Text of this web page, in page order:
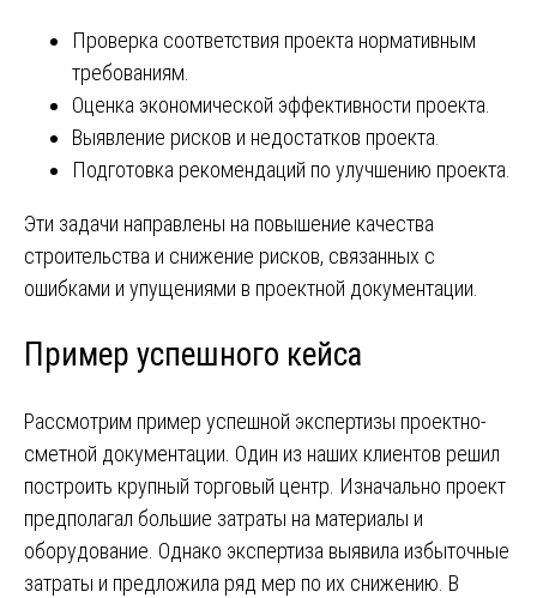
Проверка соответствия проекта нормативным
требованиям.
Оценка экономической эффективности проекта.
Выявление рисков и недостатков проекта.
Подготовка рекомендаций по улучшению проекта.
Эти задачи направлены на повышение качества
строительства и снижение рисков, связанных с
ошибками и упущениями в проектной документации.
Пример успешного кейса
Рассмотрим пример успешной экспертизы проектно-
сметной документации. Один из наших клиентов решил
построить крупный торговый центр. Изначально проект
предполагал большие затраты на материалы и
оборудование. Однако экспертиза выявила избыточные
затраты и предложила ряд мер по их снижению. В